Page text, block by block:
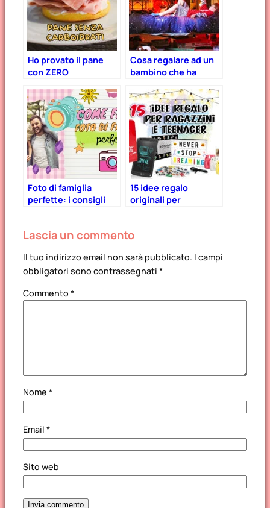
Ho provato il pane
con ZERO
Zero Cloudbread. La
mia recensione!
Cosa regalare ad un
bambino che ha
infallibili.
Foto di famiglia
perfette: i consigli
15 idee regalo
originali per
Lascia un commento
Il tuo indirizzo email non sarà pubblicato. I campi
obbligatori sono contrassegnati *
Commento *
Nome *
Email *
Sito web